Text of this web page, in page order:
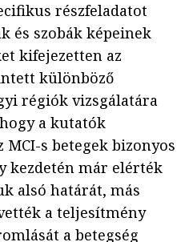
részfeladatot
és szobák képeinek
kifejezetten az
különböző
régiók vizsgálatára
a kutatók
s betegek bizonyos
kezdetén már elérték
alsó határát, más
a teljesítmény
a betegség